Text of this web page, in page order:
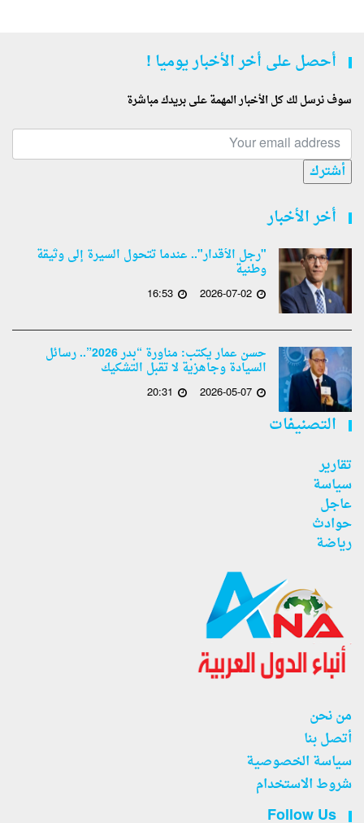
أحصل على أخر الأخبار يوميا !
سوف نرسل لك كل الأخبار المهمة على بريدك مباشرة
أشترك
أخر الأخبار
"رجل الأقدار".. عندما تتحول السيرة إلى وثيقة
وطنية
2026-07-02
16:53
حسن عمار يكتب: مناورة “بدر 2026”.. رسائل
السيادة وجاهزية لا تقبل التشكيك
2026-05-07
20:31
التصنيفات
تقارير
سياسة
عاجل
حوادث
رياضة
من نحن
أتصل بنا
سياسة الخصوصية
شروط الاستخدام
Follow Us